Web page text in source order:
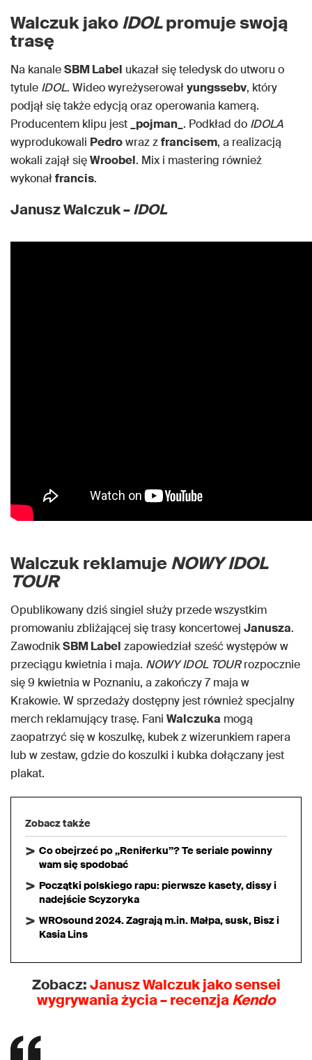
Walczuk jakoIDOLpromuje swoją
trasę
Na kanaleSBM Label ukazał się teledysk do utworu o
tytule IDOL. Wideo wyreżyserowałyungssebv, który
podjął się także edycją oraz operowania kamerą.
Producentem klipu jest_pojman_. Podkład do IDOLA
wyprodukowali Pedrowraz zfrancisem, a realizacją
wokali zajął sięWroobel. Mix i mastering również
wykonałfrancis.
Janusz Walczuk –IDOL
Walczuk reklamujeNOWY IDOL
TOUR
Opublikowany dziś singiel służy przede wszystkim
promowaniu zbliżającej się trasy koncertowej Janusza.
ZawodnikSBM Label zapowiedział sześć występów w
przeciągu kwietnia i maja. NOWY IDOL TOURrozpocznie
się 9 kwietnia w Poznaniu, a zakończy 7 maja w
Krakowie. W sprzedaży dostępny jest również specjalny
merch reklamujący trasę. Fani Walczuka mogą
zaopatrzyć się w koszulkę, kubek z wizerunkiem rapera
lub w zestaw, gdzie do koszulki i kubka dołączany jest
plakat.
Zobacz także
Co obejrzeć po „Reniferku”? Te seriale powinny
wam się spodobać
Początki polskiego rapu: pierwsze kasety, dissy i
nadejście Scyzoryka
WROsound 2024. Zagrają m.in. Małpa, susk, Bisz i
Kasia Lins
Zobacz:Janusz Walczuk jako sensei
wygrywania życia – recenzjaKendo